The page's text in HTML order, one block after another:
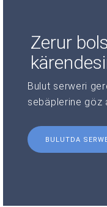
Zerur
Bulut serweri
sebäplerine göz
BULUTDA